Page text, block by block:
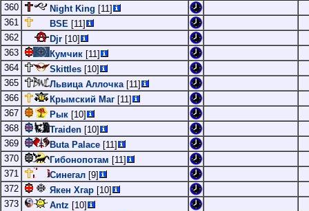
360
Night King [11]
361
BSE [11]
362
Djr [10]
363
Кумчик [11]
364
Skittles [10]
365
Львица Аллочка[11]
366
Крымский Маг [11]
367
Рык [10]
368
Traiden [10]
369
Buta Palace [11]
370
Гибонопотам [11]
371
Синегал [9]
372
Якен Хгар [10]
373
Antz [10]